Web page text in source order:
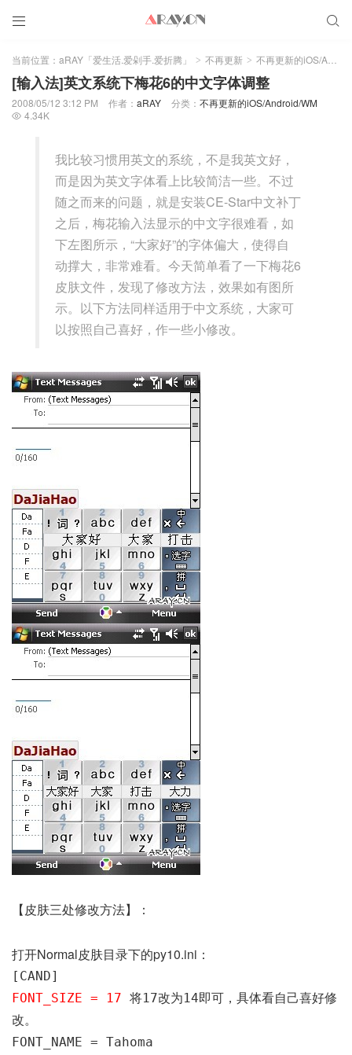
 
当前位置： aRAY「爱生活.爱剁手.爱折腾」 > 不再更新 > 不再更新的iOS/Android/WM
[输入法]英文系统下梅花6的中文字体调整
2008/05/12 3:12 PM 作者： aRAY 分类： 不再更新的iOS/Android/WM
 4.34K
我比较习惯用英文的系统，不是我英文好，
而是因为英文字体看上比较简洁一些。不过
随之而来的问题，就是安装CE-Star中文补丁
之后，梅花输入法显示的中文字很难看，如
下左图所示，“大家好”的字体偏大，使得自
动撑大，非常难看。今天简单看了一下梅花6
皮肤文件，发现了修改方法，效果如有图所
示。以下方法同样适用于中文系统，大家可
以按照自己喜好，作一些小修改。
【皮肤三处修改方法】：
打开Normal皮肤目录下的py10.ini：
[CAND]
FONT_SIZE = 17 将17改为14即可，具体看自己喜好修
改。
FONT_NAME = Tahoma